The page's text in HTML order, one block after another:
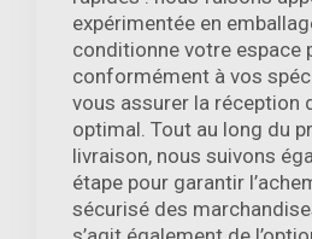
expérimentée en
conditionne votre espace
conformément à vos
vous assurer la réception
optimal. Tout au long du
livraison, nous suivons
étape pour garantir
sécurisé des